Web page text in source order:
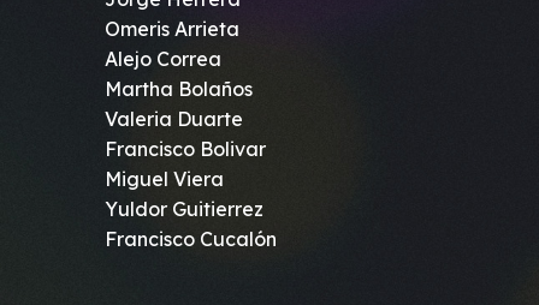
Omeris Arrieta
Alejo Correa
Martha Bolaños
Valeria Duarte
Francisco Bolivar
Miguel Viera
Yuldor Guitierrez
Francisco Cucalón